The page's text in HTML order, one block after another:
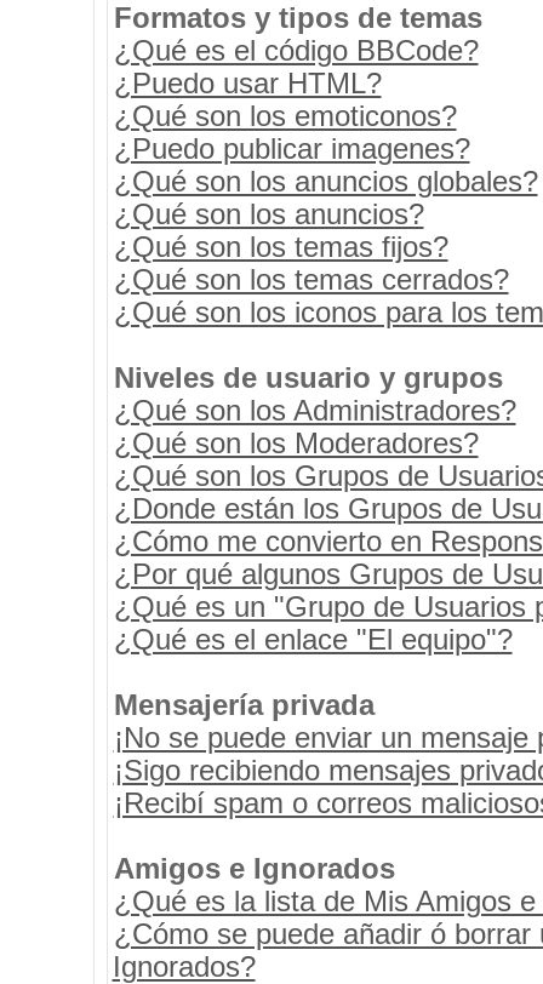
Formatos y tipos de temas
¿Qué es el código BBCode?
¿Puedo usar HTML?
¿Qué son los emoticonos?
¿Puedo publicar imagenes?
¿Qué son los anuncios globales?
¿Qué son los anuncios?
¿Qué son los temas fijos?
¿Qué son los temas cerrados?
¿Qué son los iconos para los
Niveles de usuario y grupos
¿Qué son los Administradores?
¿Qué son los Moderadores?
¿Qué son los Grupos de
¿Donde están los Grupos de
¿Cómo me convierto en
¿Por qué algunos Grupos de
¿Qué es un "Grupo de Usuarios
¿Qué es el enlace "El equipo"?
Mensajería privada
¡No se puede enviar un mensaje
¡Sigo recibiendo mensajes
¡Recibí spam o correos
Amigos e Ignorados
¿Qué es la lista de Mis Amigos
¿Cómo se puede añadir ó
Ignorados?